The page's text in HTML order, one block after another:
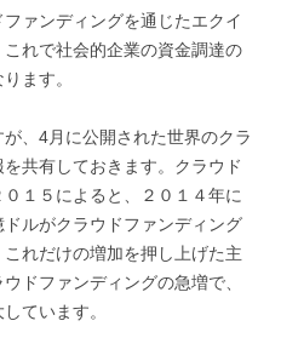
ァンディングを通じたエクイ
れで社会的企業の資金調達の
ます。
、4月に公開された世界のクラ
共有しておきます。クラウド
１５によると、２０１４年に
ルがクラウドファンディング
れだけの増加を押し上げた主
ドファンディングの急増で、
ています。